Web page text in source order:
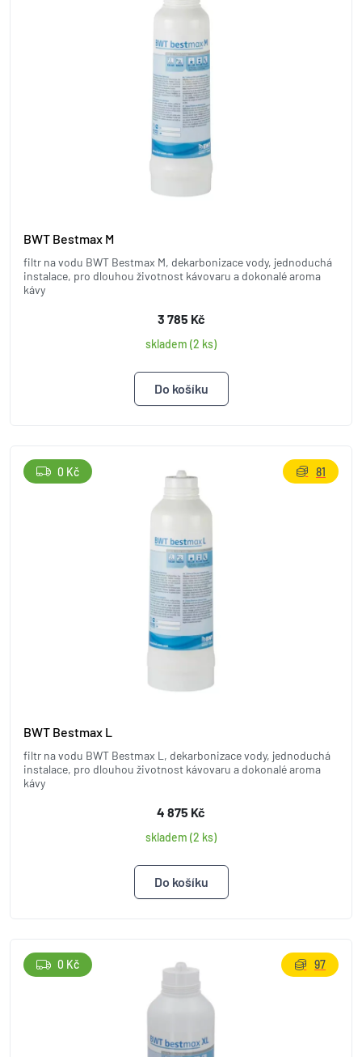
BWT Bestmax M
filtr na vodu BWT Bestmax M, dekarbonizace vody, jednoduchá
instalace, pro dlouhou životnost kávovaru a dokonalé aroma
kávy
3 785 Kč
skladem (2 ks)
BWT Bestmax L
filtr na vodu BWT Bestmax L, dekarbonizace vody, jednoduchá
instalace, pro dlouhou životnost kávovaru a dokonalé aroma
kávy
4 875 Kč
skladem (2 ks)
0 Kč 81
0 Kč 97